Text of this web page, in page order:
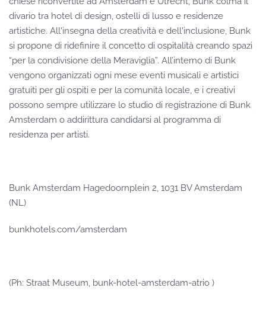
divario tra hotel di design, ostelli di lusso e residenze
artistiche. All'insegna della creatività e dell'inclusione, Bunk
si propone di ridefinire il concetto di ospitalità creando spazi
“per la condivisione della Meraviglia”. All’interno di Bunk
vengono organizzati ogni mese eventi musicali e artistici
gratuiti per gli ospiti e per la comunità locale, e i creativi
possono sempre utilizzare lo studio di registrazione di Bunk
Amsterdam o addirittura candidarsi al programma di
residenza per artisti.
Bunk Amsterdam Hagedoornplein 2, 1031 BV Amsterdam
(NL)
bunkhotels.com/amsterdam
(Ph: Straat Museum, bunk-hotel-amsterdam-atrio )